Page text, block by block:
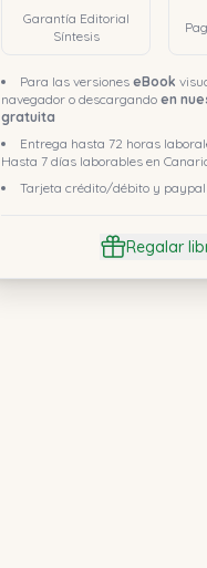
Garantía Editorial
Síntesis
Para las versiones eBook
navegador o descargando en
gratuita
Entrega hasta 72 horas
Hasta 7 días laborables en
Tarjeta crédito/débito y paypal
Regalar